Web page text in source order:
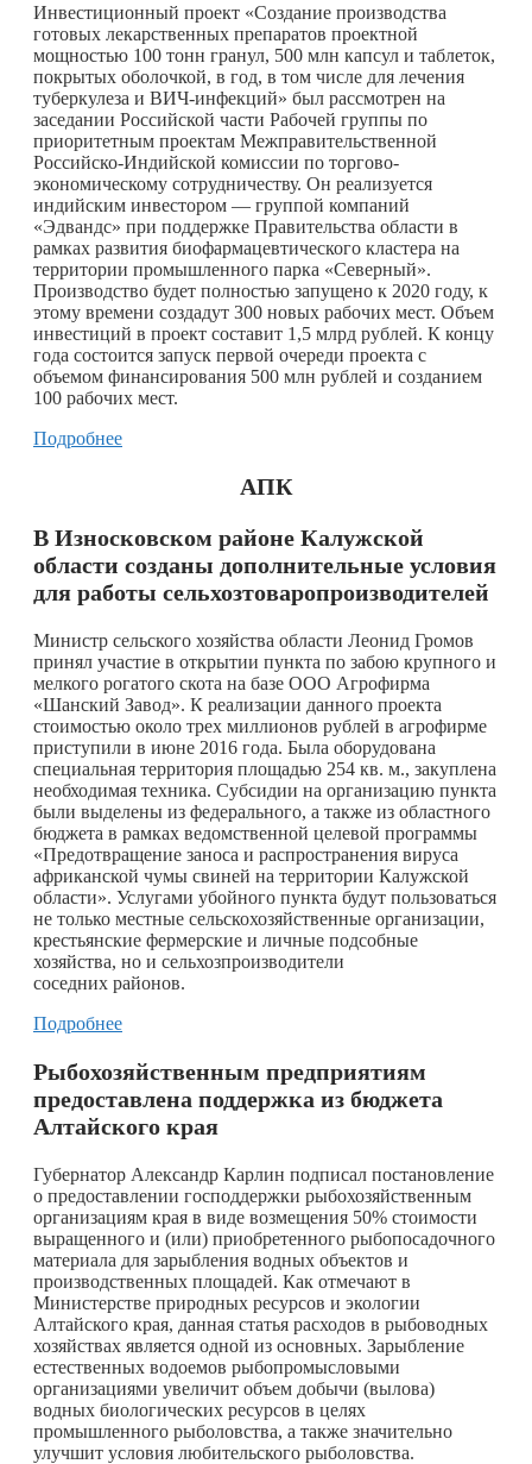
Инвестиционный проект «Создание производства
готовых лекарственных препаратов проектной
мощностью 100 тонн гранул, 500 млн капсул и таблеток,
покрытых оболочкой, в год, в том числе для лечения
туберкулеза и ВИЧ-инфекций» был рассмотрен на
заседании Российской части Рабочей группы по
приоритетным проектам Межправительственной
Российско-Индийской комиссии по торгово-
экономическому сотрудничеству. Он реализуется
индийским инвестором — группой компаний
«Эдвандс» при поддержке Правительства области в
рамках развития биофармацевтического кластера на
территории промышленного парка «Северный».
Производство будет полностью запущено к 2020 году, к
этому времени создадут 300 новых рабочих мест. Объем
инвестиций в проект составит 1,5 млрд рублей. К концу
года состоится запуск первой очереди проекта с
объемом финансирования 500 млн рублей и созданием
100 рабочих мест.
Подробнее
АПК
В Износковском районе Калужской
области созданы дополнительные условия
для работы сельхозтоваропроизводителей
Министр сельского хозяйства области Леонид Громов
принял участие в открытии пункта по забою крупного и
мелкого рогатого скота на базе ООО Агрофирма
«Шанский Завод». К реализации данного проекта
стоимостью около трех миллионов рублей в агрофирме
приступили в июне 2016 года. Была оборудована
специальная территория площадью 254 кв. м., закуплена
необходимая техника. Субсидии на организацию пункта
были выделены из федерального, а также из областного
бюджета в рамках ведомственной целевой программы
«Предотвращение заноса и распространения вируса
африканской чумы свиней на территории Калужской
области». Услугами убойного пункта будут пользоваться
не только местные сельскохозяйственные организации,
крестьянские фермерские и личные подсобные
хозяйства, но и сельхозпроизводители
соседних районов.
Подробнее
Рыбохозяйственным предприятиям
предоставлена поддержка из бюджета
Алтайского края
Губернатор Александр Карлин подписал постановление
о предоставлении господдержки рыбохозяйственным
организациям края в виде возмещения 50% стоимости
выращенного и (или) приобретенного рыбопосадочного
материала для зарыбления водных объектов и
производственных площадей. Как отмечают в
Министерстве природных ресурсов и экологии
Алтайского края, данная статья расходов в рыбоводных
хозяйствах является одной из основных. Зарыбление
естественных водоемов рыбопромысловыми
организациями увеличит объем добычи (вылова)
водных биологических ресурсов в целях
промышленного рыболовства, а также значительно
улучшит условия любительского рыболовства.